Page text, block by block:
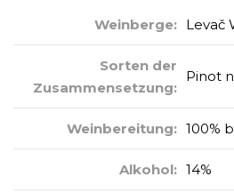
Weinberge: Levač
Sorten der
Zusammensetzung:
Pinot
Weinbereitung: 100%
Alkohol: 14%